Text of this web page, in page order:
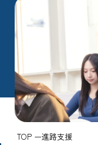
TOP 進路支援